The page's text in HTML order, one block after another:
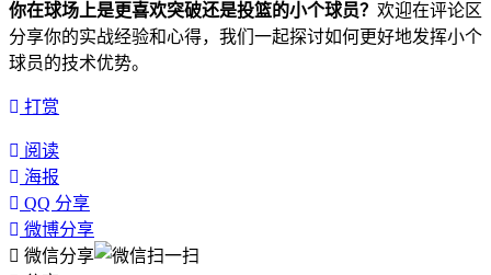
你在球场上是更喜欢突破还是投篮的小个球员？ 欢迎在评论区
分享你的实战经验和心得，我们一起探讨如何更好地发挥小个
球员的技术优势。
打赏
阅读
海报
QQ 分享
微博分享
微信分享